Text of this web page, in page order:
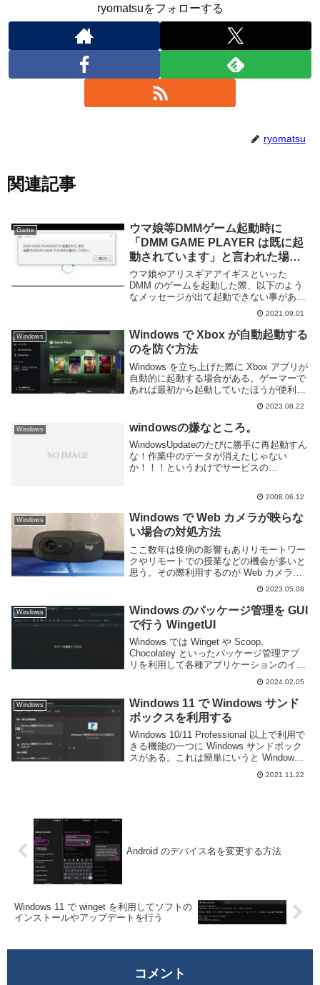
ryomatsuをフォローする
ryomatsu
関連記事
Game
ウマ娘等DMMゲーム起動時に
「DMM GAME PLAYER は既に起
動されています」と言われた場合
の対処方法
ウマ娘やアリスギアアイギスといった
DMM のゲームを起動した際、以下のよう
なメッセージが出て起動できない事があ
る。DMM GAME PLAYER のウインドウは
表示されていないにも関わらず、「DMM
GAME PLAYER は既に起動され...
2021.09.01
Windows
Windows で Xbox が自動起動する
のを防ぐ方法
Windows を立ち上げた際に Xbox アプリが
自動的に起動する場合がある。ゲーマーで
あれば最初から起動していたほうが便利か
もしれないが、そうでない人にとっては不
要だし、そもそもゲーマーであっても
Xbox アプリは使わないという人も多...
2023.08.22
Windows windowsの嫌なところ。
WindowsUpdateのたびに勝手に再起動すん
な！作業中のデータが消えたじゃない
か！！！というわけでサービスの
2008.06.12
Windows
Windows で Web カメラが映らな
い場合の対処方法
ここ数年は疫病の影響もありリモートワー
クやリモートでの授業などの機会が多いと
思う。その際利用するのが Web カメラ
だ。カメラを利用すれば遠隔地でも顔を見
ながら会話することができるのだが、偶に
カメラが映らない不具合に遭遇することが
ある。We...
2023.05.08
Windows
Windows のパッケージ管理を GUI
で行う WingetUI
Windows では Winget や Scoop,
Chocolatey といったパッケージ管理アプ
リを利用して各種アプリケーションのイン
ストールやアップデートなどを行うことが
できる。しかし、これらのソフトはコマン
ドラインでの利用が前提で...
2024.02.05
Windows
Windows 11 で Windows サンド
ボックスを利用する
Windows 10/11 Professional 以上で利用で
きる機能の一つに Windows サンドボック
スがある。これは簡単にいうと Windows
上に Windows の仮想マシンを簡単に実行
及び破棄できる機能で、ソフトウェアの...
2021.11.22
Android のデバイス名を変更する方法
Windows 11 で winget を利用してソフトの
インストールやアップデートを行う
コメント